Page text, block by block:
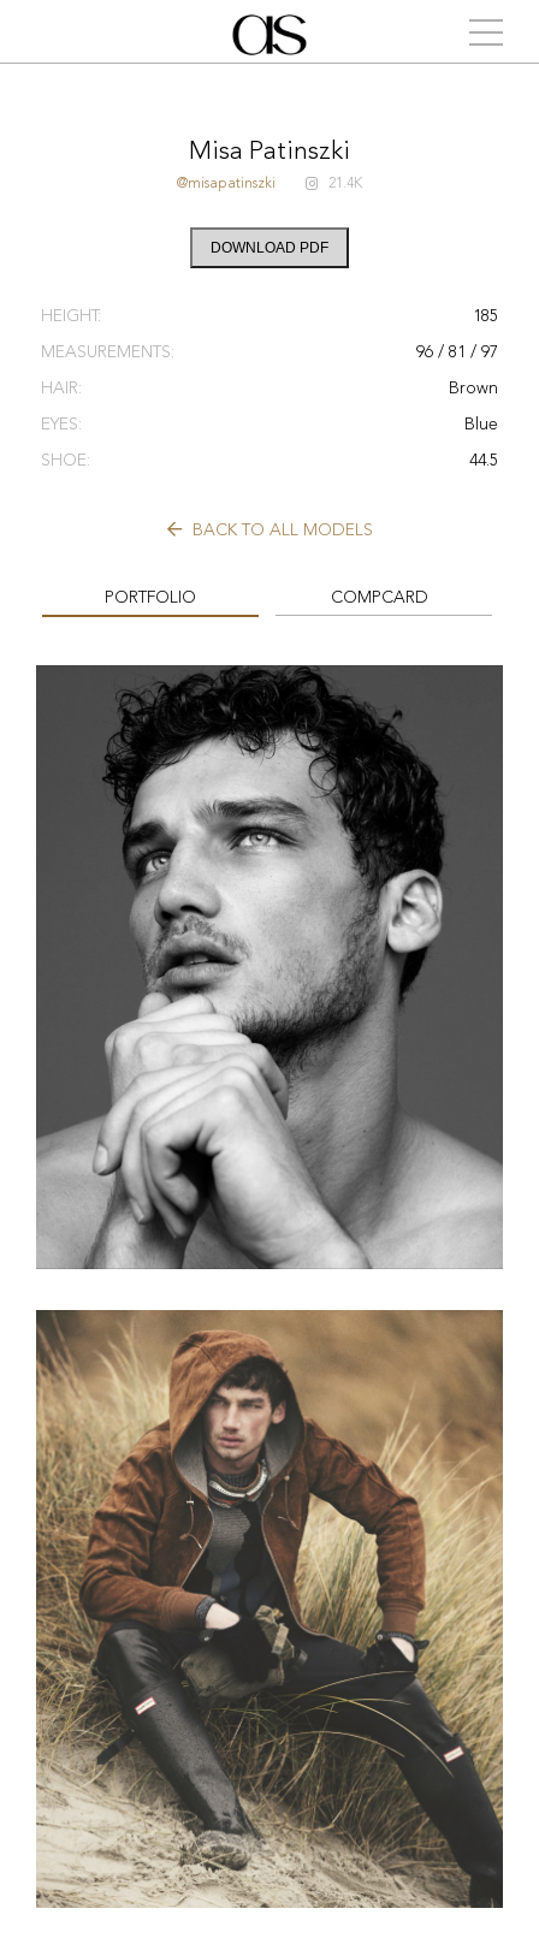
Misa Patinszki
@misapatinszki 21.4K
DOWNLOAD PDF
HEIGHT: 185
MEASUREMENTS: 96 / 81 / 97
HAIR: Brown
EYES: Blue
SHOE: 44.5
BACK TO ALL MODELS
PORTFOLIO COMPCARD